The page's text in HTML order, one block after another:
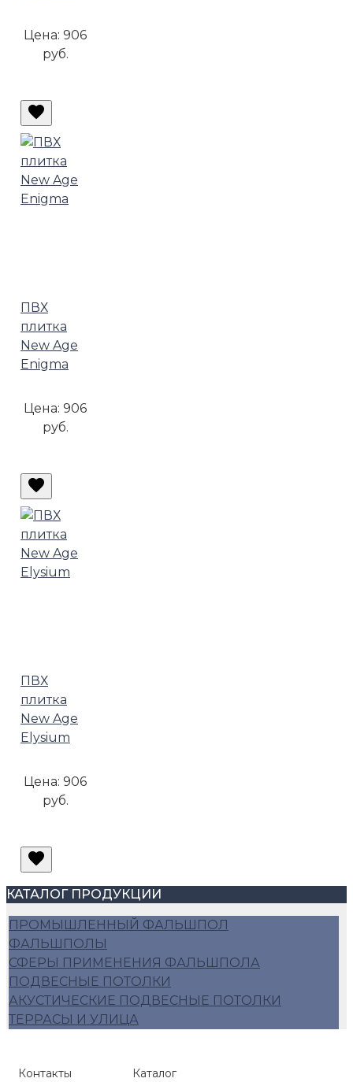
Цена:906
руб.
ПВХ
плитка
New Age
Enigma
Цена:906
руб.
ПВХ
плитка
New Age
Elysium
Цена:906
руб.
КАТАЛОГ ПРОДУКЦИИ
ПРОМЫШЛЕННЫЙ ФАЛЬШПОЛ
ФАЛЬШПОЛЫ
СФЕРЫ ПРИМЕНЕНИЯ ФАЛЬШПОЛА
ПОДВЕСНЫЕ ПОТОЛКИ
АКУСТИЧЕСКИЕ ПОДВЕСНЫЕ ПОТОЛКИ
ТЕРРАСЫ И УЛИЦА
Контакты
Каталог